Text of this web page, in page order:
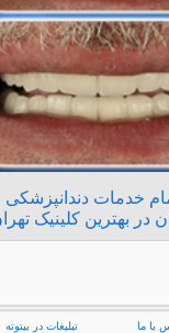
خدمات
در بهترین کلینیک
با ما تبلیغات در بیتوته